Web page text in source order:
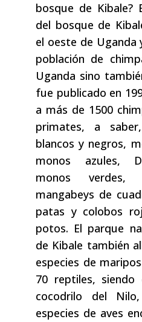
bosque de Kibale?
del bosque de
el oeste de Uganda
población de
Uganda sino
fue publicado en
a más de 1500
primates, a
blancos y negros,
monos azules,
monos verdes,
mangabeys de
patas y colobos
potos. El parque
de Kibale también
especies de
70 reptiles,
cocodrilo del
especies de aves